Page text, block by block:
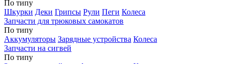
По типу
Шкурки Деки Грипсы Рули Пеги Колеса
Запчасти для трюковых самокатов
По типу
Аккумуляторы Зарядные устройства Колеса
Запчасти на сигвей
По типу